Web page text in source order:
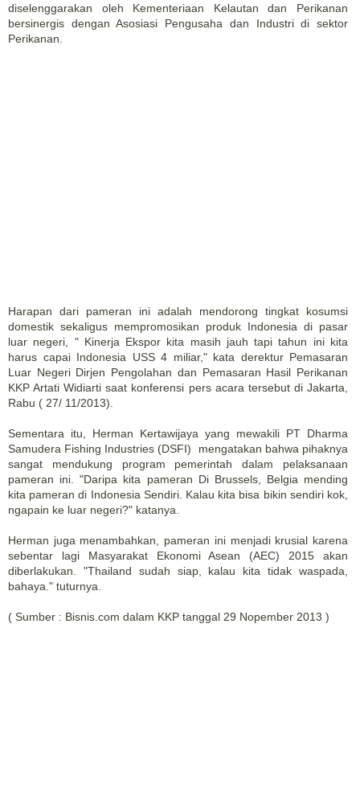
diselenggarakan oleh Kementeriaan Kelautan dan Perikanan
bersinergis dengan Asosiasi Pengusaha dan Industri di sektor
Perikanan.
Harapan dari pameran ini adalah mendorong tingkat kosumsi
domestik sekaligus mempromosikan produk Indonesia di pasar
luar negeri, " Kinerja Ekspor kita masih jauh tapi tahun ini kita
harus capai Indonesia USS 4 miliar," kata derektur Pemasaran
Luar Negeri Dirjen Pengolahan dan Pemasaran Hasil Perikanan
KKP Artati Widiarti saat konferensi pers acara tersebut di Jakarta,
Rabu ( 27/ 11/2013).
Sementara itu, Herman Kertawijaya yang mewakili PT Dharma
Samudera Fishing Industries (DSFI) mengatakan bahwa pihaknya
sangat mendukung program pemerintah dalam pelaksanaan
pameran ini. "Daripa kita pameran Di Brussels, Belgia mending
kita pameran di Indonesia Sendiri. Kalau kita bisa bikin sendiri kok,
ngapain ke luar negeri?" katanya.
Herman juga menambahkan, pameran ini menjadi krusial karena
sebentar lagi Masyarakat Ekonomi Asean (AEC) 2015 akan
diberlakukan. "Thailand sudah siap, kalau kita tidak waspada,
bahaya." tuturnya.
( Sumber : Bisnis.com dalam KKP tanggal 29 Nopember 2013 )